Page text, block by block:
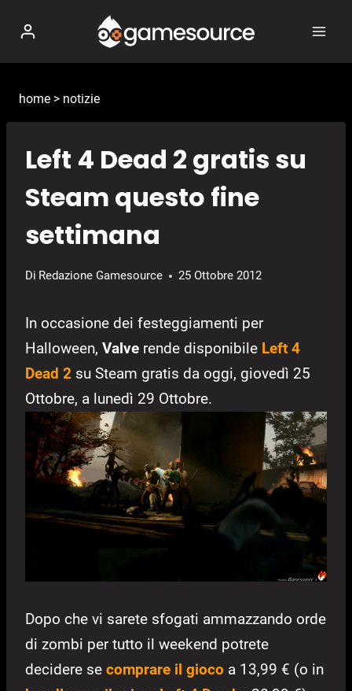
contenuto
home > notizie
Left 4 Dead 2 gratis su
Steam questo fine
settimana
Di Redazione Gamesource 25 Ottobre 2012
In occasione dei festeggiamenti per
Halloween, Valve rende disponibile Left 4
Dead 2 su Steam gratis da oggi, giovedì 25
Ottobre, a lunedì 29 Ottobre.
Dopo che vi sarete sfogati ammazzando orde
di zombi per tutto il weekend potrete
decidere se comprare il gioco a 13,99 € (o in